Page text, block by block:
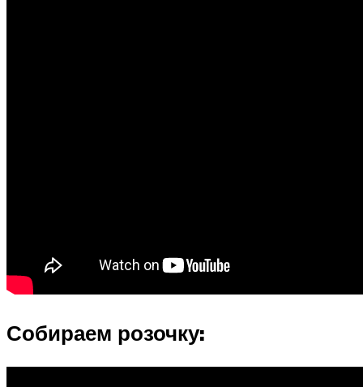
Собираем розочку: